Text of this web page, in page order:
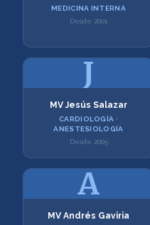
MEDICINA INTERNA
Desde 2001
J
MV Jesús Salazar
CARDIOLOGÍA ·
ANESTESIOLOGÍA
Desde 2005
A
MV Andrés Gaviria